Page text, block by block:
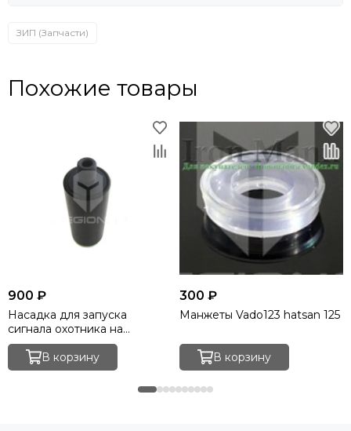
ЗИП (Запчасти)
Похожие товары
900 ₽
Насадка для запуска
сигнала охотника на
МР-654К
В корзину
300 ₽
Манжеты Vado123 hatsan 125
В корзину